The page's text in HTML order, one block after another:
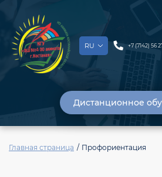
RU +7 (7142) 56
Дистанционное
Главная страница Профориентация